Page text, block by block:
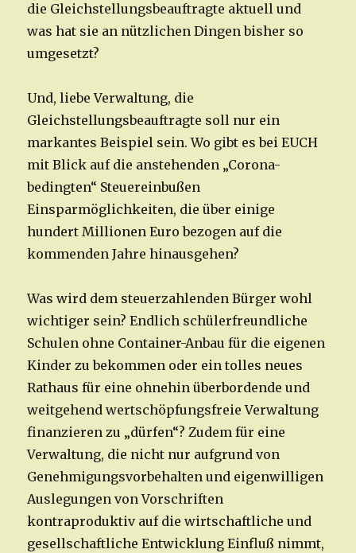
die Gleichstellungsbeauftragte aktuell und
was hat sie an nützlichen Dingen bisher so
umgesetzt?
Und, liebe Verwaltung, die
Gleichstellungsbeauftragte soll nur ein
markantes Beispiel sein. Wo gibt es bei EUCH
mit Blick auf die anstehenden „Corona-
bedingten“ Steuereinbußen
Einsparmöglichkeiten, die über einige
hundert Millionen Euro bezogen auf die
kommenden Jahre hinausgehen?
Was wird dem steuerzahlenden Bürger wohl
wichtiger sein? Endlich schülerfreundliche
Schulen ohne Container-Anbau für die eigenen
Kinder zu bekommen oder ein tolles neues
Rathaus für eine ohnehin überbordende und
weitgehend wertschöpfungsfreie Verwaltung
finanzieren zu „dürfen“? Zudem für eine
Verwaltung, die nicht nur aufgrund von
Genehmigungsvorbehalten und eigenwilligen
Auslegungen von Vorschriften
kontraproduktiv auf die wirtschaftliche und
gesellschaftliche Entwicklung Einfluß nimmt,